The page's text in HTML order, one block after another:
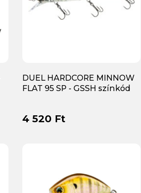
DUEL HARDCORE MINNOW
FLAT 95 SP - GSSH színkód
4 520 Ft